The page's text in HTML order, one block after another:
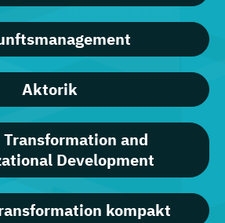
Aktorik
and
Development
kompakt